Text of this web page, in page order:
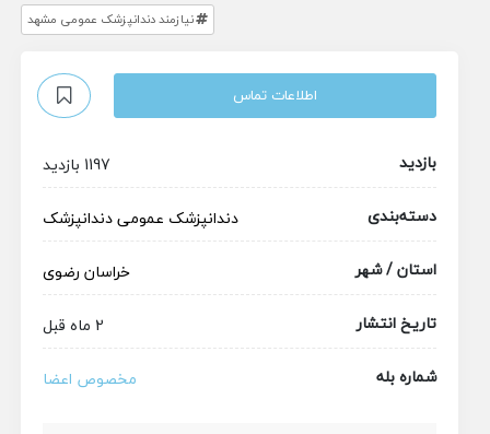
نیازمند دندانپزشک عمومی مشهد
اطلاعات تماس
بازدید
1197 بازدید
دسته‌بندی
دندانپزشک عمومیدندانپزشک
استان / شهر
خراسان رضوی
تاریخ انتشار
2 ماه قبل
شماره بله
مخصوص اعضا